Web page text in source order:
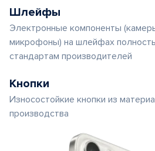
Шлейфы
Электронные компоненты
микрофоны) на шлейфах
стандартам производителей
Кнопки
Износостойкие кнопки из
производства